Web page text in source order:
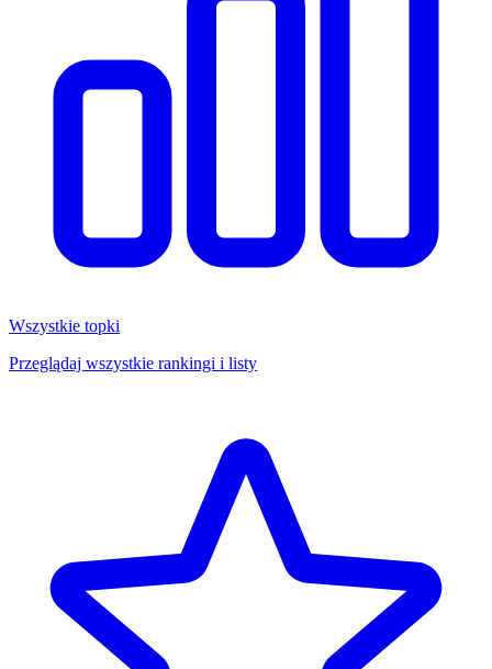
Wszystkie topki
Przeglądaj wszystkie rankingi i listy